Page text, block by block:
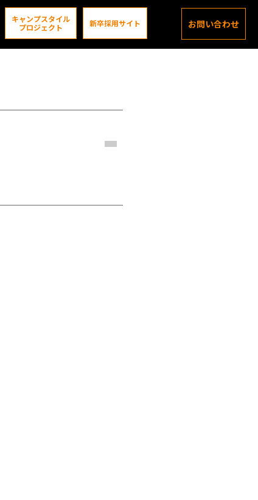
キャンプスタイル
プロジェクト
新卒採用サイト お問い合わせ